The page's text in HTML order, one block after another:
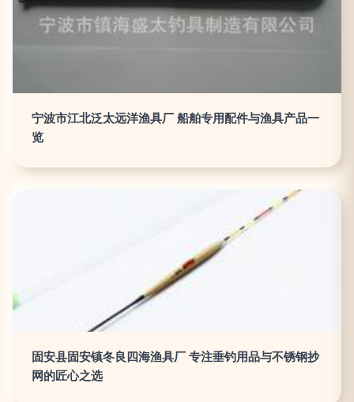
宁波市江北泛太远洋渔具厂 船舶专用配件与渔具产品一
览
固安县固安镇冬良四海渔具厂 专注垂钓用品与不锈钢抄
网的匠心之选